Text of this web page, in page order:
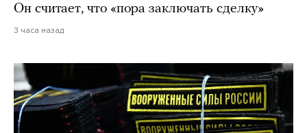
Он считает, что «пора заключать сделку»
3 часа назад